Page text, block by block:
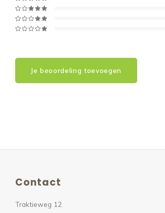
Je beoordeling toevoegen
Contact
Traktieweg 12